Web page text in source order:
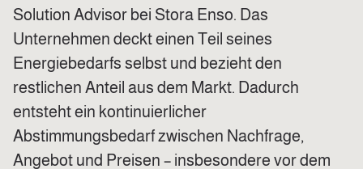
Solution Advisor bei Stora Enso. Das
Unternehmen deckt einen Teil seines
Energiebedarfs selbst und bezieht den
restlichen Anteil aus dem Markt. Dadurch
entsteht ein kontinuierlicher
Abstimmungsbedarf zwischen Nachfrage,
Angebot und Preisen – insbesondere vor dem